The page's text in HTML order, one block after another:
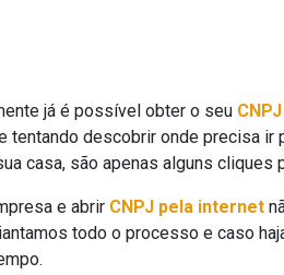
já é possível obter o seu
tentando descobrir onde precisa
casa, são apenas alguns
e abrir CNPJ pela internet
todo o processo e caso